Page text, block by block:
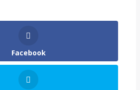
Facebook